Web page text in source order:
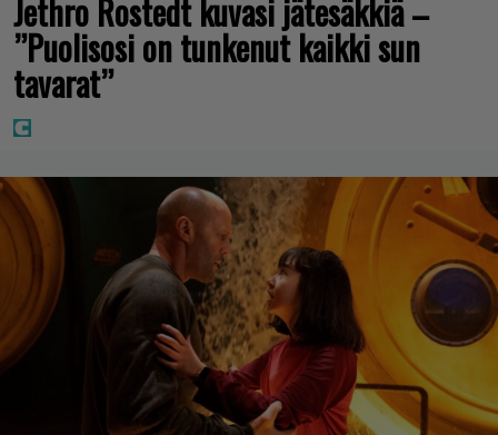
Jethro Rostedt kuvasi jätesäkkiä –
”Puolisosi on tunkenut kaikki sun
tavarat”